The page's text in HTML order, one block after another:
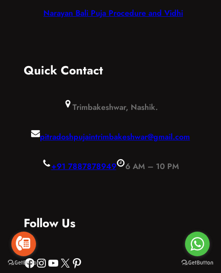
Narayan Bali Puja Procedure and Vidhi
Quick Contact
Trimbakeshwar, Nashik.
pitradoshpujaintrimbakeshwar@gmail.com
+91 7887878949 6 AM – 10 PM
Follow Us
Facebook Instagram YouTube X Pinterest